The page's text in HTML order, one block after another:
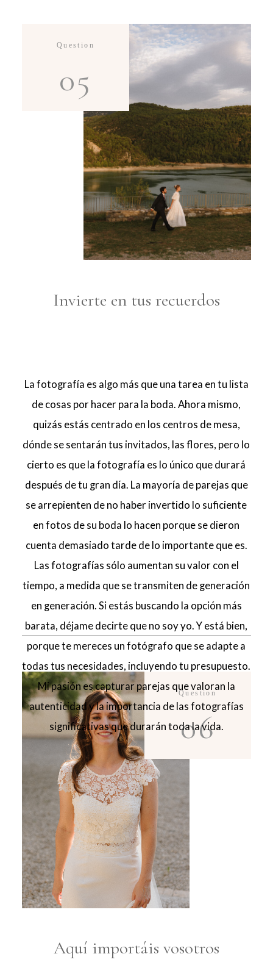
emociones para las generaciones venideras.
Quiero que puedas mirar estas fotos durante
mucho tiempo. Quiero que sean fotografías
significativas para ti. Quiero que hablen de ti
verdaderamente. Porque de eso se trata
realmente todo esto.
Question
Invierte en tus recuerdos
05
La fotografía es algo más que una tarea en tu lista
de cosas por hacer para la boda. Ahora mismo,
quizás estás centrado en los centros de mesa,
dónde se sentarán tus invitados, las flores, pero lo
cierto es que la fotografía es lo único que durará
después de tu gran día. La mayoría de parejas que
se arrepienten de no haber invertido lo suficiente
en fotos de su boda lo hacen porque se dieron
cuenta demasiado tarde de lo importante que es.
Las fotografías sólo aumentan su valor con el
tiempo, a medida que se transmiten de generación
en generación. Si estás buscando la opción más
barata, déjame decirte que no soy yo. Y está bien,
porque te mereces un fotógrafo que se adapte a
todas tus necesidades, incluyendo tu presupuesto.
Mi pasión es capturar parejas que valoran la
autenticidad y la importancia de las fotografías
significativas que durarán toda la vida.
Question
Aquí importáis vosotros
06